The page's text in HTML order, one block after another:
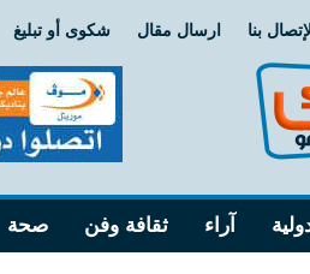
بنا ارسال مقال شكوى أو تبليغ
آراء ثقافة وفن صحة